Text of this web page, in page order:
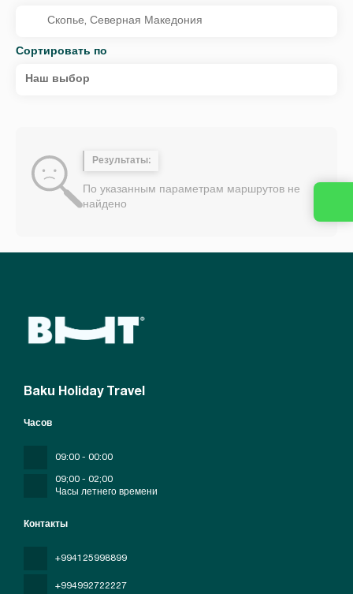
Сортировать по
Наш выбор
Результаты:
По указанным параметрам маршрутов не
найдено
Baku Holiday Travel
Контакты
+994125998899
+994992722227
Часов
09:00 - 00:00
09;00 - 02;00
Часы летнего времени